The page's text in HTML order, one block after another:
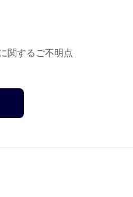
関するご不明点